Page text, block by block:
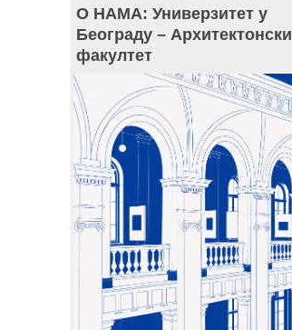
О НАМА: Универзитет у
Београду – Архитектонски
факултет